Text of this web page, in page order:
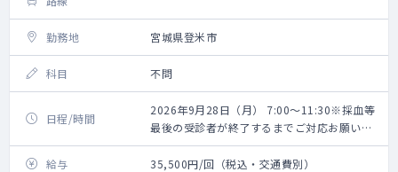
勤務地 宮城県登米市
科目 不問
日程/時間
2026年9月28日（月） 7:00～11:30※採血等
最後の受診者が終了するまでご対応お願いい
たします。
給与
35,500円/回（税込・交通費別）